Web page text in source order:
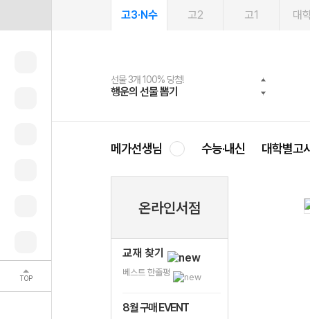
TOP
고3·N수 고2 고1 대
선물 3개 100% 당첨!
행운의 선물 뽑기
선물 100% 증정!
메가스터디 X 올리브
여름방학 스터디 캐시백
메가런 썸머스쿨
2027 러셀 단과
강사 공개선발
스마트러닝앱
설문 EVENT
메가패스
3일 무료 체험권
메가패스 수강생 무료혜택!
메가클럽 멤버십
사회공헌 캠페인
희망이룸 메가나눔
메가선생님 수능·내신 대학별고
온라인서점
교재 찾기
베스트 한줄평
8월 구매 EVENT